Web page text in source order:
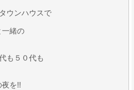
ウンハウスで
一緒の
も５０代も
を!!